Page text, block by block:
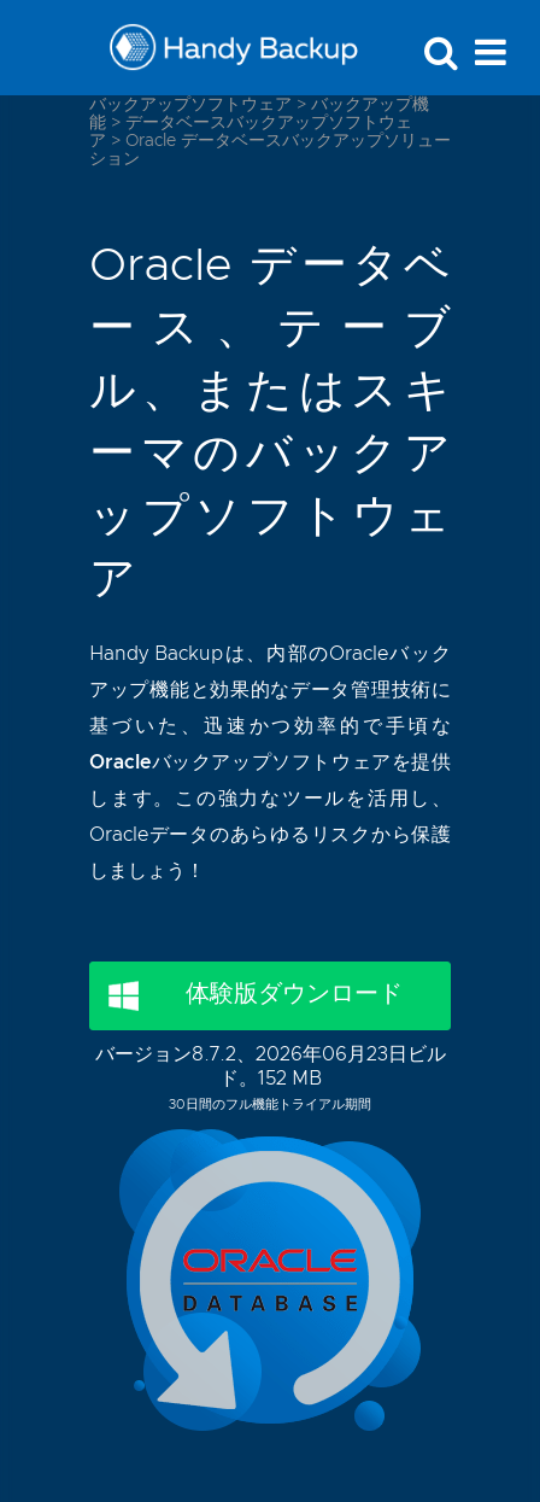
バックアップソフトウェア > バックアップ機
能 > データベースバックアップソフトウェ
ア > Oracle データベースバックアップソリュー
ション
Oracle データベ
ース、テーブ
ル、またはスキ
ーマのバックア
ップソフトウェ
ア
Handy Backupは、内部のOracleバック
アップ機能と効果的なデータ管理技術に
基づいた、迅速かつ効率的で手頃な
Oracleバックアップソフトウェア を提供
します。この強力なツールを活用し、
Oracleデータのあらゆるリスクから保護
しましょう！
体験版ダウンロード
バージョン8.7.2、2026年06月23日ビル
ド。152 MB
30日間のフル機能トライアル期間